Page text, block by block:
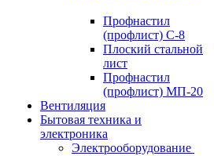
Профнастил
(профлист) С-8
Плоский стальной
лист
Профнастил
(профлист) МП-20
Вентиляция
Бытовая техника и
электроника
Электрооборудование